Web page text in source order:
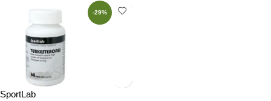
-29%
SportLab